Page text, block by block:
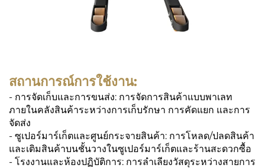
สถานการณ์การใช้งาน:
- การจัดเก็บและการขนส่ง: การจัดการสินค้าแบบพาเลท
ภายในคลังสินค้าระหว่างการเก็บรักษา การคัดแยก และการ
จัดส่ง
- ซูเปอร์มาร์เก็ตและศูนย์กระจายสินค้า: การโหลด/ปลดสินค้า
และเติมสินค้าบนชั้นวางในซูเปอร์มาร์เก็ตและร้านสะดวกซื้อ
- โรงงานและห้องปฏิบัติการ: การลำเลียงวัสดุระหว่างสายการ